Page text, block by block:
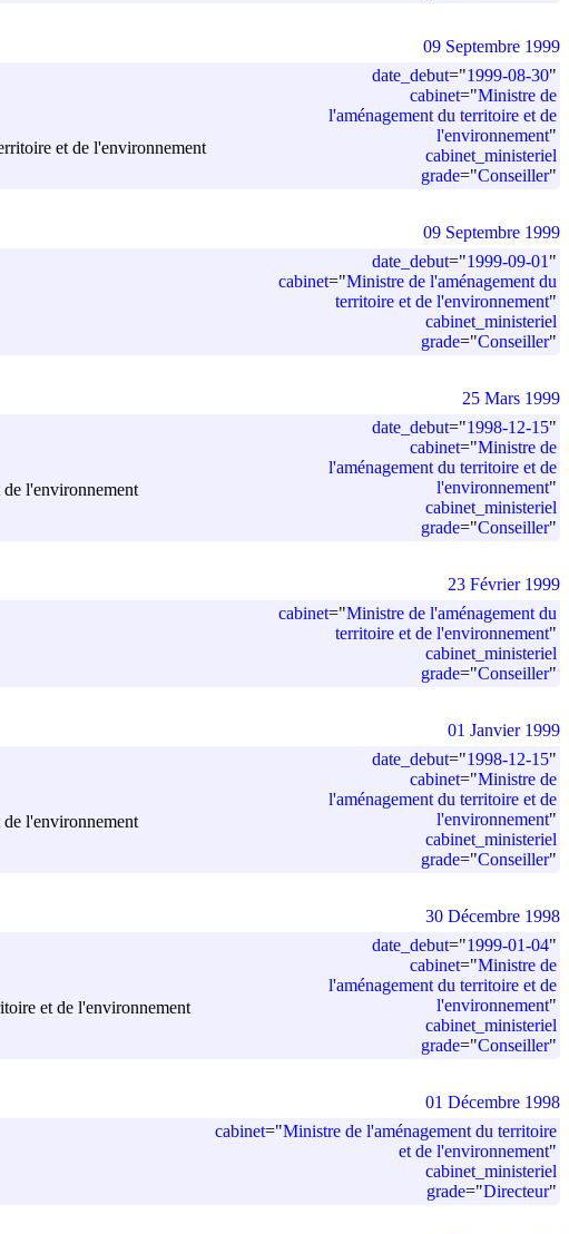
et de l'environnement
date_debut="1999-08-30"
cabinet="Ministre de
l'aménagement du territoire et de
l'environnement"
cabinet_ministeriel
grade="Conseiller"
09 Septembre 1999
date_debut="1999-09-01 "
cabinet="Ministre de l'aménagement du
territoire et de l'environnement"
cabinet_ministeriel
grade="Conseiller"
09 Septembre 1999
de l'environnement
date_debut="1998-12-15"
cabinet="Ministre de
l'aménagement du territoire et de
l'environnement"
cabinet_ministeriel
grade="Conseiller"
25 Mars 1999
cabinet="Ministre de l'aménagement du
territoire et de l'environnement"
cabinet_ministeriel
grade="Conseiller"
23 Février 1999
de l'environnement
date_debut="1998-12-15"
cabinet="Ministre de
l'aménagement du territoire et de
l'environnement"
cabinet_ministeriel
grade="Conseiller"
01 Janvier 1999
et de l'environnement
date_debut="1999-01-04"
cabinet="Ministre de
l'aménagement du territoire et de
l'environnement"
cabinet_ministeriel
grade="Conseiller"
30 Décembre 1998
cabinet="Ministre de l'aménagement du territoire
et de l'environnement"
cabinet_ministeriel
grade="Directeur"
01 Décembre 1998